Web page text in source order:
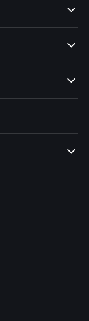



